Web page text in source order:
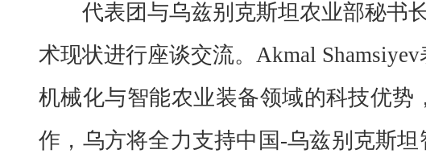
代表团与乌兹别克斯坦农业部秘书长
术现状进行座谈交流。Akmal
机械化与智能农业装备领域的科技优
作，乌方将全力支持中国-乌兹别克斯